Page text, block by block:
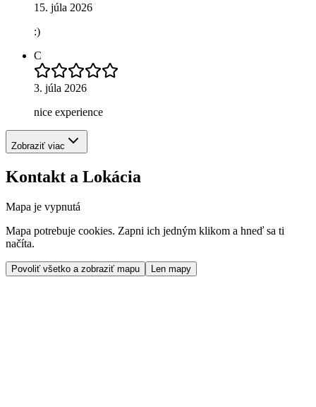
15. júla 2026
:)
C
3. júla 2026
nice experience
Zobraziť viac
Kontakt a Lokácia
Mapa je vypnutá
Mapa potrebuje cookies. Zapni ich jedným klikom a hneď sa ti
načíta.
Povoliť všetko a zobraziť mapu Len mapy